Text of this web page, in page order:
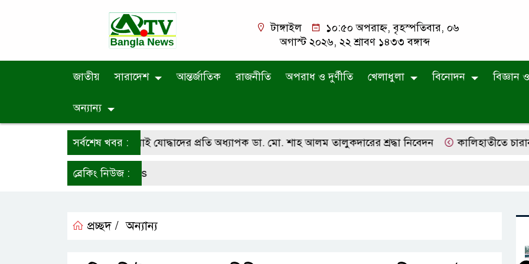
টাঙ্গাইল
১০:৫০ অপরাহ্ন, বৃহস্পতিবার, ০৬
অগাস্ট ২০২৬, ২২ শ্রাবণ ১৪৩৩ বঙ্গাব্দ
জাতীয় সারাদেশ আন্তর্জাতিক রাজনীতি অপরাধ ও দুর্ণীতি খেলাধুলা বিনোদন বিজ্ঞান
অন্যান্য
সর্বশেষ খবর :
শহীদ পরিবার ও জুলাই যোদ্ধাদের প্রতি অধ্যাপক ডা. মো. শাহ আলম তালুকদারের শ্রদ্ধা নিবেদন কালিহাতীতে চারান
ব্রেকিং নিউজ :
প্রচ্ছদ / অন্যান্য